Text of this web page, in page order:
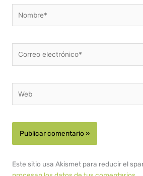
electrónico*
Este sitio usa Akismet para reducir el